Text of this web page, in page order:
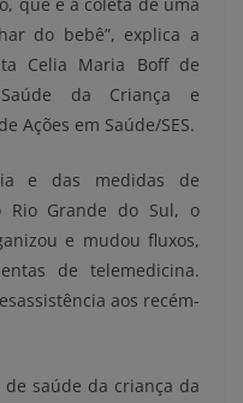
do bebê”, explica a
Celia Maria Boff de
da Criança e
Ações em Saúde/SES.
e das medidas de
Rio Grande do Sul, o
e mudou fluxos,
de telemedicina.
aos recém-
de saúde da criança da